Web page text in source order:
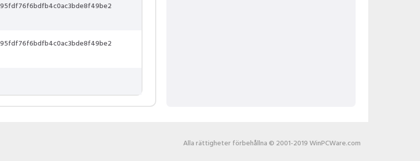
Alla rättigheter förbehållna © 2001-2019 WinPCWare.com